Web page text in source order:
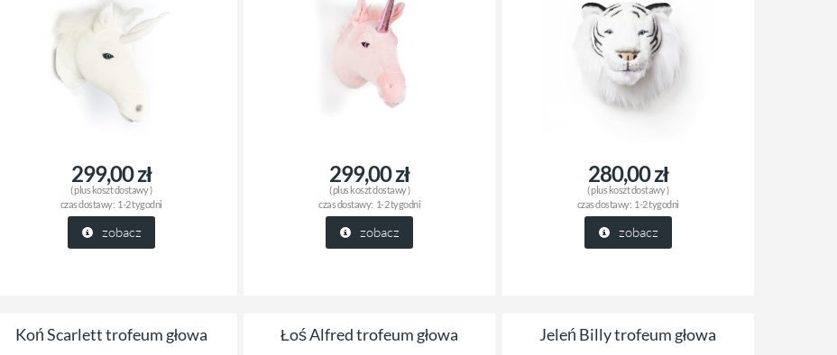
299,00 zł
( pluskoszt dostawy)
czas dostawy: 1-2 tygodni
zobacz
299,00 zł
( pluskoszt dostawy)
czas dostawy: 1-2 tygodni
zobacz
280,00 zł
( pluskoszt dostawy)
czas dostawy: 1-2 tygodni
zobacz
Koń Scarlett trofeum głowa Łoś Alfred trofeum głowa Jeleń Billy trofeum głowa